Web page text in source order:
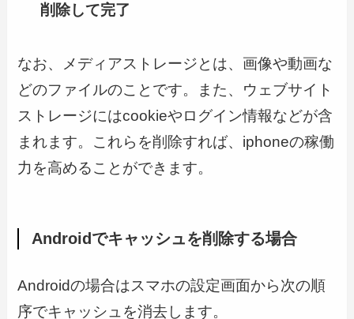
削除して完了
なお、メディアストレージとは、画像や動画な
どのファイルのことです。また、ウェブサイト
ストレージにはcookieやログイン情報などが含
まれます。これらを削除すれば、iphoneの稼働
力を高めることができます。
Androidでキャッシュを削除する場合
Androidの場合はスマホの設定画面から次の順
序でキャッシュを消去します。